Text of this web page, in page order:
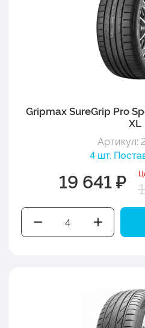
Gripmax SureGrip Pro
XL
Артикул:
4 шт.
19 641 ₽